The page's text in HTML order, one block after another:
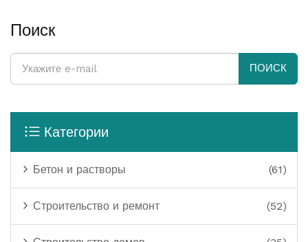
Поиск
ПОИСК
Категории
Бетон и растворы (61)
Строительство и ремонт (52)